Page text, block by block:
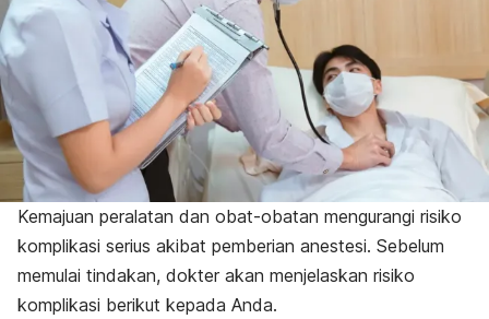
Kemajuan peralatan dan obat-obatan mengurangi risiko
komplikasi serius akibat pemberian anestesi. Sebelum
memulai tindakan, dokter akan menjelaskan risiko
komplikasi berikut kepada Anda.